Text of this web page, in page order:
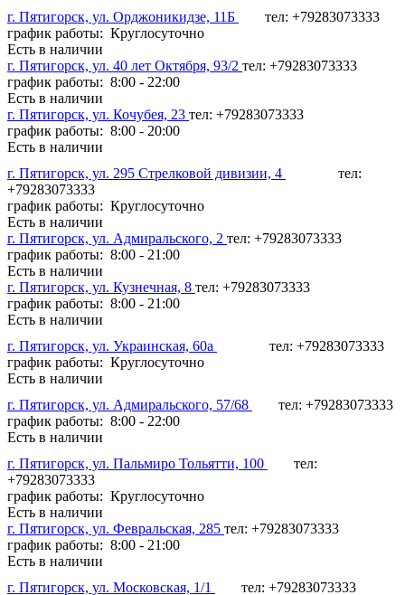
г. Пятигорск, ул. Орджоникидзе, 11Б
тел: +79283073333
график работы: Круглосуточно
Есть в наличии
г. Пятигорск, ул. 40 лет Октября, 93/2 тел: +79283073333
график работы: 8:00 - 22:00
Есть в наличии
г. Пятигорск, ул. Кочубея, 23 тел: +79283073333
график работы: 8:00 - 20:00
Есть в наличии
г. Пятигорск, ул. 295 Стрелковой дивизии, 4
тел:
+79283073333
график работы: Круглосуточно
Есть в наличии
г. Пятигорск, ул. Адмиральского, 2 тел: +79283073333
график работы: 8:00 - 21:00
Есть в наличии
г. Пятигорск, ул. Кузнечная, 8 тел: +79283073333
график работы: 8:00 - 21:00
Есть в наличии
г. Пятигорск, ул. Украинская, 60а
тел: +79283073333
график работы: Круглосуточно
Есть в наличии
г. Пятигорск, ул. Адмиральского, 57/68
тел: +79283073333
график работы: 8:00 - 22:00
Есть в наличии
г. Пятигорск, ул. Пальмиро Тольятти, 100
тел:
+79283073333
график работы: Круглосуточно
Есть в наличии
г. Пятигорск, ул. Февральская, 285 тел: +79283073333
график работы: 8:00 - 21:00
Есть в наличии
г. Пятигорск, ул. Московская, 1/1
тел: +79283073333